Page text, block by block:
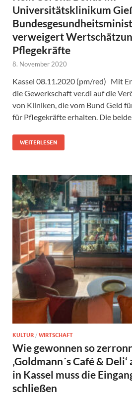
Universitätsklinikum
verweigert
Pflegekräfte
8. November 2020
Kassel 08.11.2020 (pm/red) Mit
die Gewerkschaft ver.di auf die
von Kliniken, die vom Bund Geld
für Pflegekräfte erhalten. Die
WEITERLESEN
KULTUR / WIRTSCHAFT
Wie gewonnen so
‚Goldmann´s Café &
in Kassel muss die
schließen